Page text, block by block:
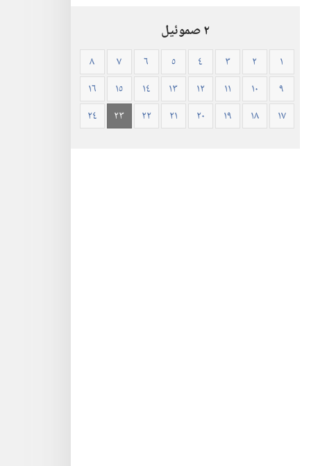
(ورقي
الغلاف)
٢ صموئيل
١ ٢ ٣ ٤ ٥ ٦ ٧
٨
٩
١٠ ١١ ١٢ ١٣ ١٤ ١٥
١٦
١٧
١٨ ١٩ ٢٠ ٢١ ٢٢ ٢٣ ٢٤